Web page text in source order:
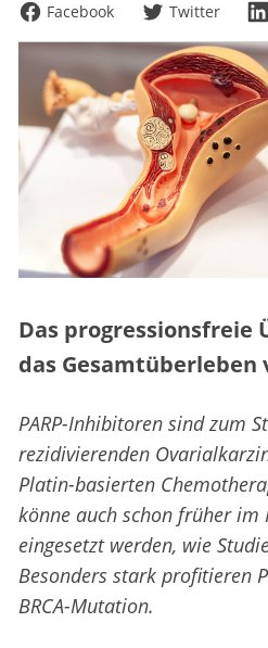
Facebook
Twitter
Das progressionsfreie
das Gesamtüberleben
PARP-Inhibitoren sind zum
rezidivierenden
Platin-basierten
könne auch schon früher im
eingesetzt werden, wie
Besonders stark profitieren
BRCA-Mutation.